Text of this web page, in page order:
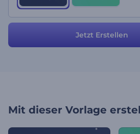
Jetzt Erstellen
Mit dieser Vorlage